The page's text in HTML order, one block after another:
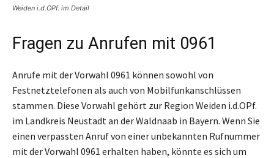
Weiden i.d.OPf. im Detail
Fragen zu Anrufen mit 0961
Anrufe mit der Vorwahl 0961 können sowohl von
Festnetztelefonen als auch von Mobilfunkanschlüssen
stammen. Diese Vorwahl gehört zur Region Weiden i.d.OPf.
im Landkreis Neustadt an der Waldnaab in Bayern. Wenn Sie
einen verpassten Anruf von einer unbekannten Rufnummer
mit der Vorwahl 0961 erhalten haben, könnte es sich um